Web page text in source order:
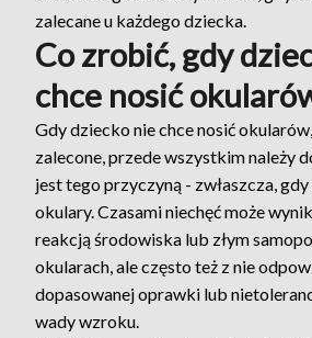
zalecane u każdego dziecka.
Co zrobić, gdy
chce nosić
Gdy dziecko nie chce nosić
zalecone, przede wszystkim należy
jest tego przyczyną - zwłaszcza,
okulary. Czasami niechęć może
reakcją środowiska lub złym
okularach, ale często też z nie
dopasowanej oprawki lub
wady wzroku.